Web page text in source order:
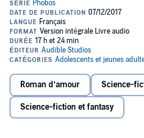
solitude. De retour sur Terre, ils sont
célébrité.
Elle peine à reprendre son souffle.
réponse, Léonor refuse les honneurs
planant sur la planète bleue est-il
d'un bout à l'autre du système
nouveau ?
Même si l'angoisse mène au bord
Roman d’amour Science-
Science-fiction et fantasy